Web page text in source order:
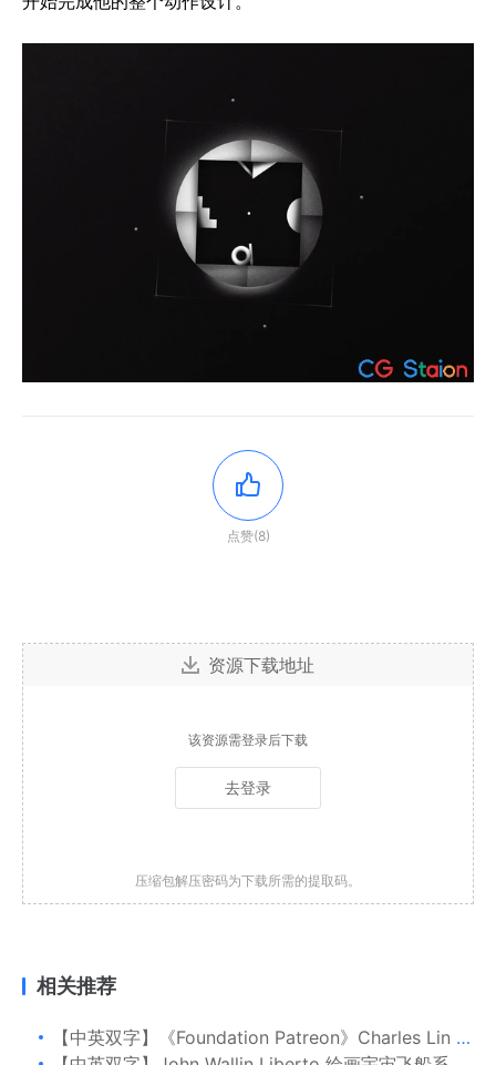
点赞(8)
资源下载地址
该资源需登录后下载
去登录
压缩包解压密码为下载所需的提取码。
相关推荐
【中英双字】《Foundation Patreon》Charles Lin 的科幻角色设计绘画